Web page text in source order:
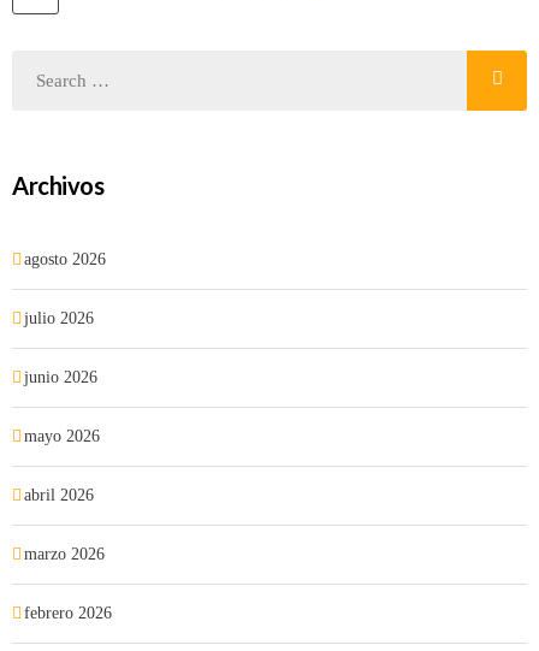
Archivos
agosto 2026
julio 2026
junio 2026
mayo 2026
abril 2026
marzo 2026
febrero 2026